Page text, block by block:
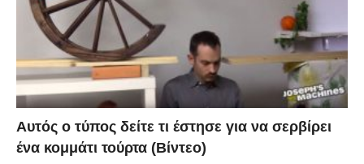
Αυτός ο τύπος δείτε τι έστησε για να σερβίρει
ένα κομμάτι τούρτα (Βίντεο)